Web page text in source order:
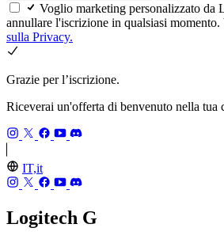
Voglio marketing personalizzato da
annullare l'iscrizione in qualsiasi momento.
sulla Privacy.
Grazie per l’iscrizione.
Riceverai un'offerta di benvenuto nella tua
IT,it
Logitech G